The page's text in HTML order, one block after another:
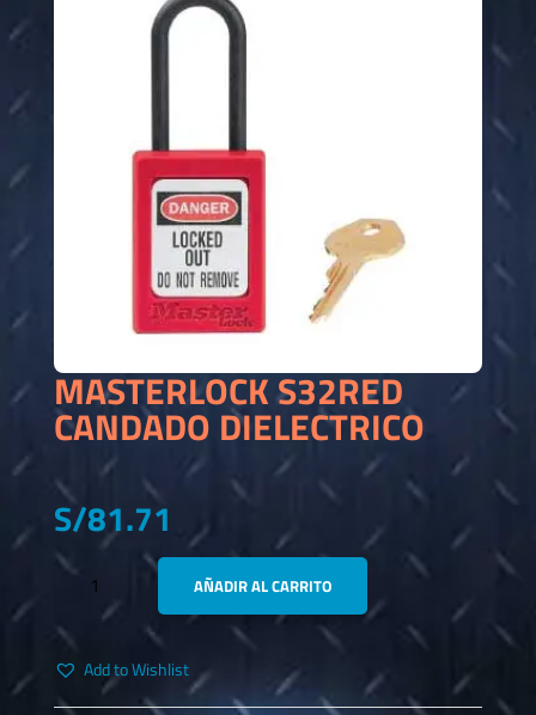
MASTERLOCK S32RED
CANDADO DIELECTRICO
S/81.71
MASTERLOCK
S32RED
CANDADO
DIELECTRICO
CANTIDAD
AÑADIR AL CARRITO
Add to Wishlist